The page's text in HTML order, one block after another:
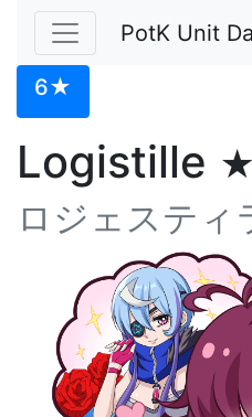
PotK Unit
6★
Logistille
ロジェスティ